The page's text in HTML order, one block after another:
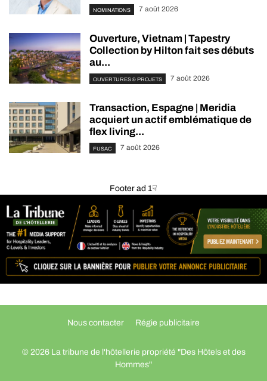
NOMINATIONS 7 août 2026
Ouverture, Vietnam | Tapestry
Collection by Hilton fait ses débuts
au...
OUVERTURES & PROJETS 7 août 2026
Transaction, Espagne | Meridia
acquiert un actif emblématique de
flex living...
FUSAC 7 août 2026
Footer ad 1☟
Nous contacter Régie publicitaire
© 2026 La tribune de l'hôtellerie propriété "Des Hôtels et des
Hommes"